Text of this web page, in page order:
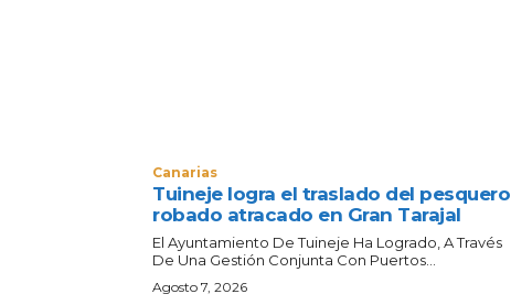
Canarias
Tuineje logra el traslado del pesquero
robado atracado en Gran Tarajal
El Ayuntamiento De Tuineje Ha Logrado, A Través
De Una Gestión Conjunta Con Puertos...
Agosto 7, 2026